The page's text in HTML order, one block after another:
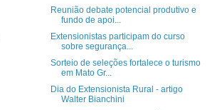
Reunião debate potencial produtivo e
fundo de apoi...
Extensionistas participam do curso
sobre segurança...
Sorteio de seleções fortalece o turismo
em Mato Gr...
Dia do Extensionista Rural - artigo
Walter Bianchini